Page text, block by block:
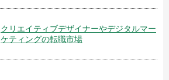
クリエイティブデザイナーやデジタルマー
ケティングの転職市場